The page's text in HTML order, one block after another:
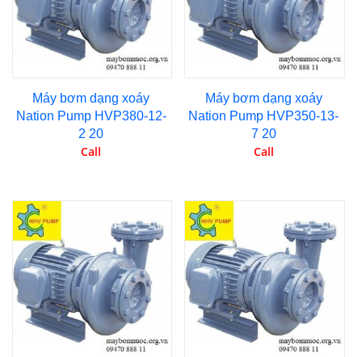
Máy bơm dạng xoáy
Nation Pump HVP380-12-
2 20
Call
Máy bơm dạng xoáy
Nation Pump HVP350-13-
7 20
Call